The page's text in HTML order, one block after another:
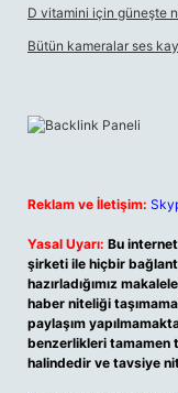
D vitamini için güneşte
Bütün kameralar ses
Reklam ve İletişim:
Yasal Uyarı: Bu
şirketi ile hiçbir
hazırladığımız
haber niteliği
paylaşım
benzerlikleri tamamen
halindedir ve tavsiye